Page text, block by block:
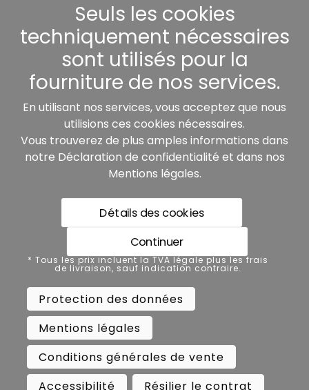
Nos partenaires:
* Tous les prix incluent la TVA légale plus les frais de
livraison, sauf indication contraire.
Protection des données
Mentions légales
Conditions générales de vente
Accessibilité
Résilier le contrat
Rétractation
Seuls les cookies
techniquement nécessaires
sont utilisés pour la
fourniture de nos services.
En utilisant nos services, vous acceptez que nous
utilisions ces cookies nécessaires.
Vous trouverez de plus amples informations dans
notre Déclaration de confidentialité et dans nos
Mentions légales.
Détails des cookies
Continuer
* Tous les prix incluent la TVA légale plus les frais
de livraison, sauf indication contraire.
Protection des données
Mentions légales
Conditions générales de vente
Accessibilité
Résilier le contrat